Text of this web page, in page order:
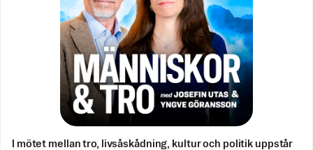
I mötet mellan tro, livsåskådning, kultur och politik uppstår